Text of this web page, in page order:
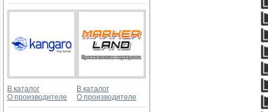
В каталог
О производителе
В каталог
О производителе